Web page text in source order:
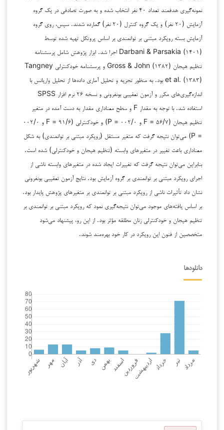
نمونه‌گیری هدفمند تعداد ۴۰ نفر انتخاب شده و به صورت تصادفی در یک گروه
آزمایش (۲۰ نفر) و یک گروه کنترل (۲۰ نفر) گمارده شدند. سپس، روی گروه
آزمایش بسته رویکرد مبتنی بر توانمندی بر اساس پروتکل تهیه شده توسط
Darbani & Parsakia (۱۴۰۱) اجرا شد. ابزار پژوهش شامل پرسشنامه
تنظیم هیجان Gross & John (۱۳۸۲) و پرسشنامه خودکنترلی Tangney
et al. (۱۳۸۳) بود. به منظور تجزیه و تحلیل آماری داده‌ها از تحلیل واریانس با
اندازه‌گیری‌های مکرر و آزمون تعقیبی بونفرونی و نسخه ۲۶ نرم افزار SPSS
استفاده شد. با توجه به مقدار F و سطح معناداری مقدار به دست آمده در متغیر
تنظیم هیجان (۵۶/۷ = F و ۰۰۲/۰ = P) و خودکنترلی (۹۱/۶ = F و ۰۰۲/۰
= P) می‌توان نتیجه گرفت که متغیر مستقل (رویکرد مبتنی بر توانمندی) به شکل
معناداری باعث تغییر در متغیرهای وابسته (تنظیم هیجان و خودکنترلی) شده است.
بنابراین می‌توان نتیجه گرفت که تغییرات ایجاد شده در متغیرهای وابسته ناشی از
اجرای رویکرد مبتنی بر توانمندی بر گروه آزمایش بود. نتایج آزمون تعقیبی بونفرونی
نشان داد تأثیرات ناشی از رویکرد مبتنی بر توانمندی بر متغیرهای پژوهش پایدار بود.
بر اساس یافته‌های موجود می‌توان نتیجه‌گیری نمود که رویکرد مبتنی بر توانمندی بر
تنظیم هیجان و خودکنترلی زنان مطلقه مؤثر بود. از این رو، پیشنهاد می‌شود
متخصصین از فنون این رویکرد در کار خود بهره‌مند شوند.
دانلودها